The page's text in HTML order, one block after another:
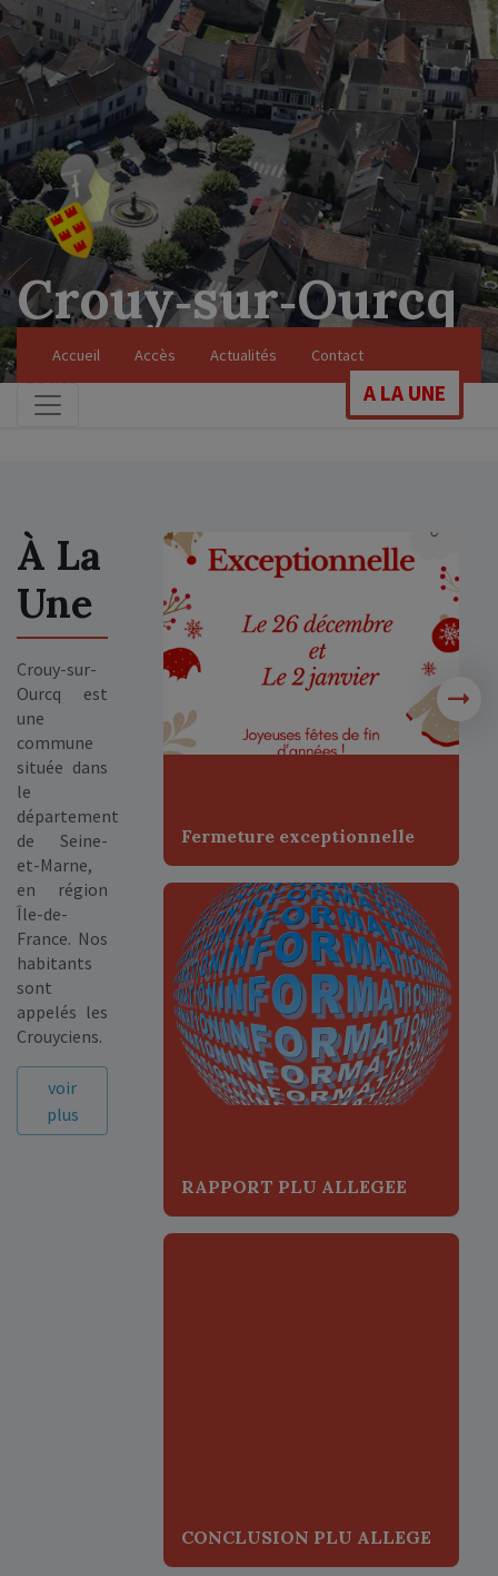
Crouy‑sur‑Ourcq
Soyez les bienvenus sur le site officiel de
notre commune
Accueil Accès Actualités Contact
A LA UNE
À La
Une
Crouy-sur-
Ourcq est
une
commune
située dans
le
département
de Seine-
et-Marne,
en région
Île-de-
France. Nos
habitants
sont
appelés les
Crouyciens.
voir
plus
Fermeture exceptionnelle
RAPPORT PLU ALLEGEE
CONCLUSION PLU ALLEGE